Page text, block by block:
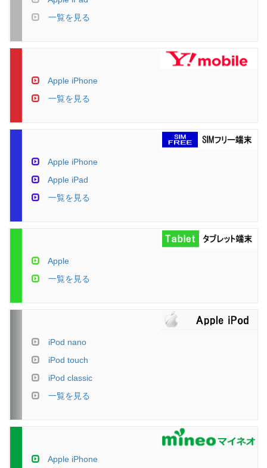
一覧を見る
Apple iPhone
一覧を見る
Apple iPhone
Apple iPad
一覧を見る
Apple
一覧を見る
iPod nano
iPod touch
iPod classic
一覧を見る
Apple iPhone